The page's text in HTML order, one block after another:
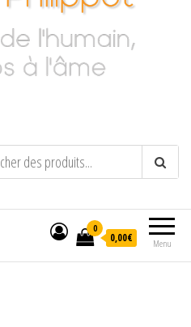
Au cœur de l'humain, du corps à l'âme
Menu
0
0,00€